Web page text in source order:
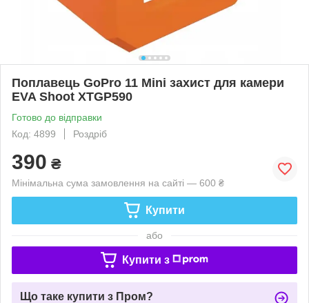
Поплавець GoPro 11 Mini захист для камери
EVA Shoot XTGP590
Готово до відправки
Код: 4899
Роздріб
390 ₴
Мінімальна сума замовлення на сайті — 600 ₴
Купити
або
Купити з
Що таке купити з Пром?